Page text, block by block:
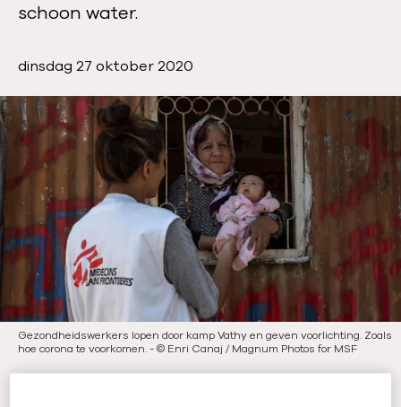
schoon water.
P
b
l
c
a
t
i
a
t
u
m
dinsdag 27 oktober 2020
Gezondheidswerkers lopen door kamp Vathy en geven voorlichting. Zoals
hoe corona te voorkomen.-© Enri Canaj / Magnum Photos for MSF